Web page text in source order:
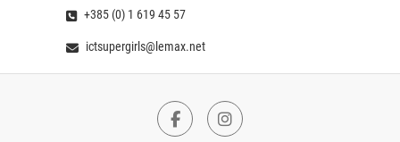
+385 (0) 1 619 45 57
ictsupergirls@lemax.net
FacebookInstagram